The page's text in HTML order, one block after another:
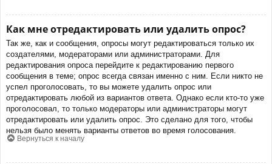
Как мне отредактировать или удалить опрос?
Так же, как и сообщения, опросы могут редактироваться только их
создателями, модераторами или администраторами. Для
редактирования опроса перейдите к редактированию первого
сообщения в теме; опрос всегда связан именно с ним. Если никто не
успел проголосовать, то вы можете удалить опрос или
отредактировать любой из вариантов ответа. Однако если кто-то уже
проголосовал, то только модераторы или администраторы могут
отредактировать или удалить опрос. Это сделано для того, чтобы
нельзя было менять варианты ответов во время голосования.
Вернуться к началу